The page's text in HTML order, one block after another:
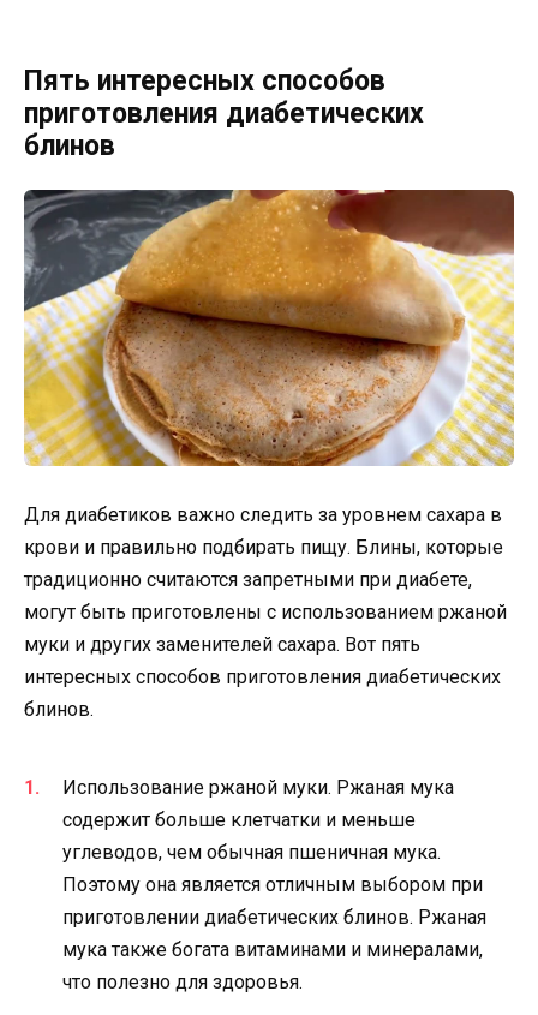
Пять интересных способов
приготовления диабетических
блинов
Для диабетиков важно следить за уровнем сахара в
крови и правильно подбирать пищу. Блины, которые
традиционно считаются запретными при диабете,
могут быть приготовлены с использованием ржаной
муки и других заменителей сахара. Вот пять
интересных способов приготовления диабетических
блинов.
Использование ржаной муки. Ржаная мука
содержит больше клетчатки и меньше
углеводов, чем обычная пшеничная мука.
Поэтому она является отличным выбором при
приготовлении диабетических блинов. Ржаная
мука также богата витаминами и минералами,
что полезно для здоровья.